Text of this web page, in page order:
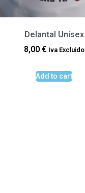
Delantal Unisex
8,00 € Iva Excluido
Add to cart